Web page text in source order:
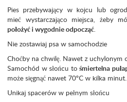
Pies przebywający w kojcu lub
mieć wystarczająco miejsca, żeby
położyć i wygodnie odpocząć.
Nie zostawiaj psa w samochodzie
Choćby na chwilę. Nawet z uchylonym
Samochód w słońcu tośmiertelna
może sięgnąć nawet 70°C w kilka minut.
Unikaj spacerów w pełnym słońcu